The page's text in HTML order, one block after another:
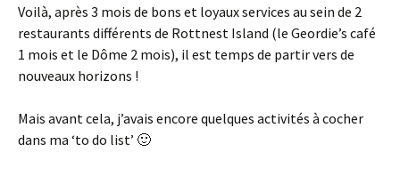
Voilà, après 3 mois de bons et loyaux services au sein de 2
restaurants différents de Rottnest Island (le Geordie’s café
1 mois et le Dôme 2 mois), il est temps de partir vers de
nouveaux horizons !
Mais avant cela, j’avais encore quelques activités à cocher
dans ma ‘to do list’ 🙂